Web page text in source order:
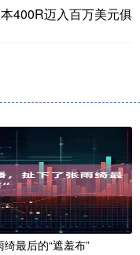
400R迈入百万美元俱
最后的“遮羞布”